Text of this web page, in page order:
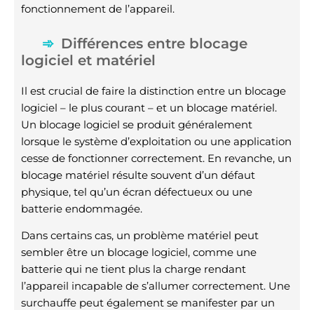
fonctionnement de l’appareil.
Différences entre blocage
logiciel et matériel
Il est crucial de faire la distinction entre un blocage
logiciel – le plus courant – et un blocage matériel.
Un blocage logiciel se produit généralement
lorsque le système d’exploitation ou une application
cesse de fonctionner correctement. En revanche, un
blocage matériel résulte souvent d’un défaut
physique, tel qu’un écran défectueux ou une
batterie endommagée.
Dans certains cas, un problème matériel peut
sembler être un blocage logiciel, comme une
batterie qui ne tient plus la charge rendant
l’appareil incapable de s’allumer correctement. Une
surchauffe peut également se manifester par un